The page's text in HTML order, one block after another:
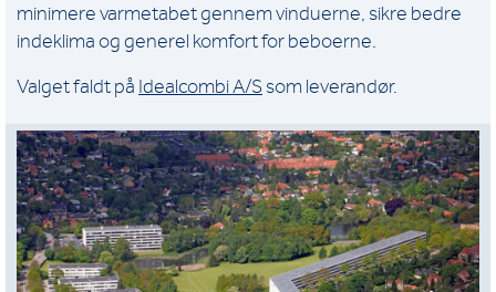
minimere varmetabet gennem vinduerne, sikre bedre
indeklima og generel komfort for beboerne.
Valget faldt på Idealcombi A/S som leverandør.